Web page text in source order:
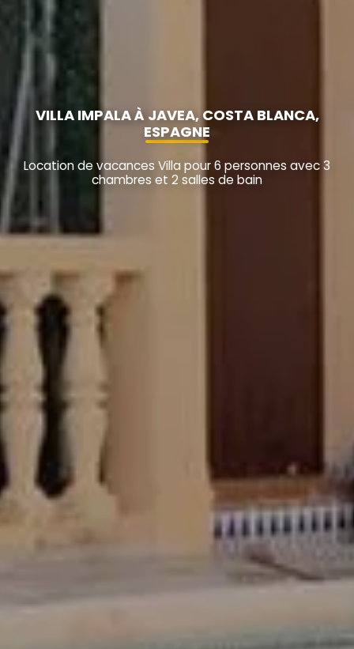
VILLA IMPALA À JAVEA, COSTA BLANCA,
ESPAGNE
Location de vacances Villa pour 6 personnes avec 3
chambres et 2 salles de bain